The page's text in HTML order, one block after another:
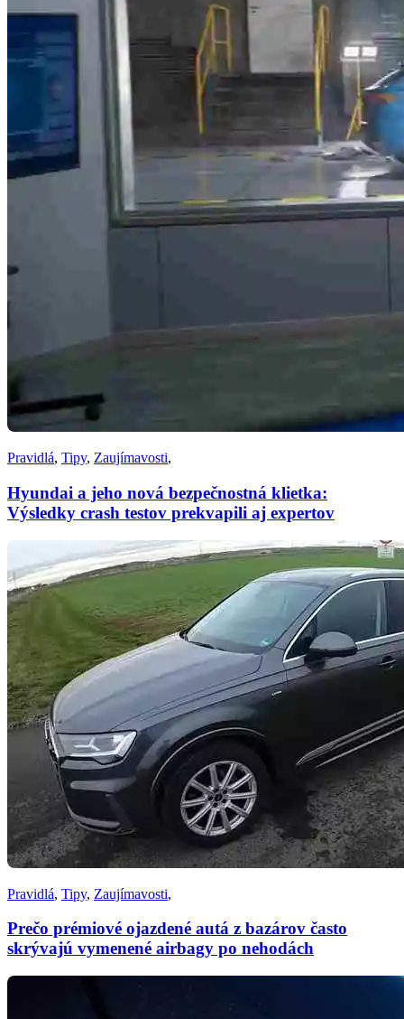
Pravidlá, Tipy, Zaujímavosti,
Hyundai a jeho nová bezpečnostná klietka:
Výsledky crash testov prekvapili aj expertov
Pravidlá, Tipy, Zaujímavosti,
Prečo prémiové ojazdené autá z bazárov často
skrývajú vymenené airbagy po nehodách